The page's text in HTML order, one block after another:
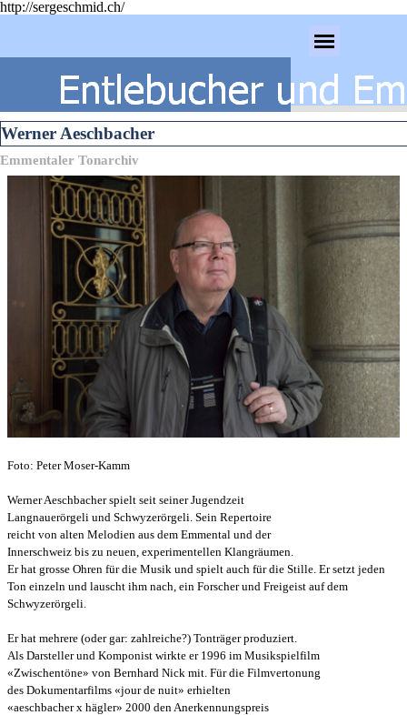
http://sergeschmid.ch/
Werner Aeschbacher
Emmentaler Tonarchiv
Foto: Peter Moser-Kamm
Werner Aeschbacher spielt seit seiner Jugendzeit
Langnauerörgeli und Schwyzerörgeli. Sein Repertoire
reicht von alten Melodien aus dem Emmental und der
Innerschweiz bis zu neuen, experimentellen Klangräumen.
Er hat grosse Ohren für die Musik und spielt auch für die Stille. Er setzt jeden
Ton einzeln und lauscht ihm nach, ein Forscher und Freigeist auf dem
Schwyzerörgeli.
Er hat mehrere (oder gar: zahlreiche?) Tonträger produziert.
Als Darsteller und Komponist wirkte er 1996 im Musikspielfilm
«Zwischentöne» von Bernhard Nick mit. Für die Filmvertonung
des Dokumentarfilms «jour de nuit» erhielten
«aeschbacher x hägler» 2000 den Anerkennungspreis